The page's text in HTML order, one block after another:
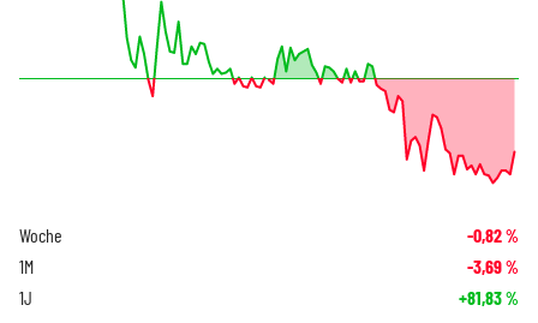
Woche -0,82%
1M -3,69%
1J +81,83%